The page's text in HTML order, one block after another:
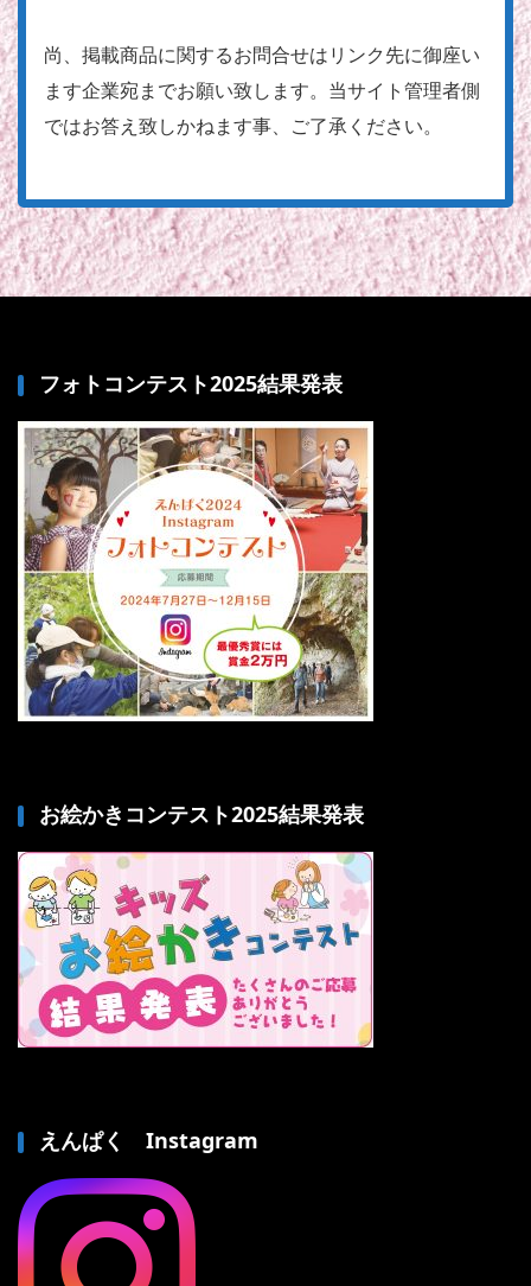
尚、掲載商品に関するお問合せはリンク先に御座い
ます企業宛までお願い致します。当サイト管理者側
ではお答え致しかねます事、ご了承ください。
フォトコンテスト2025結果発表
お絵かきコンテスト2025結果発表
えんぱく Instagram